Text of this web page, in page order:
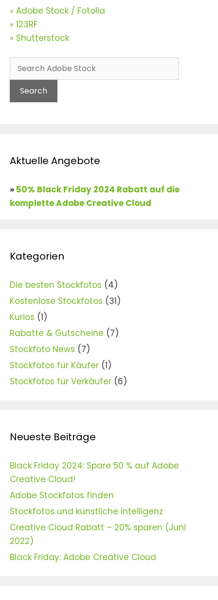
» Adobe Stock / Fotolia
» 123RF
» Shutterstock
Search
Aktuelle Angebote
» 50% Black Friday 2024 Rabatt auf die
komplette Adobe Creative Cloud
Kategorien
Die besten Stockfotos (4)
Kostenlose Stockfotos (31)
Kurios (1)
Rabatte & Gutscheine (7)
Stockfoto News (7)
Stockfotos für Käufer (1)
Stockfotos für Verkäufer (6)
Neueste Beiträge
Black Friday 2024: Spare 50 % auf Adobe
Creative Cloud!
Adobe Stockfotos finden
Stockfotos und künstliche Intelligenz
Creative Cloud Rabatt – 20% sparen (Juni
2022)
Black Friday: Adobe Creative Cloud